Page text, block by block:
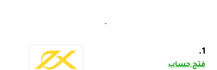
–
1.
فتح حساب